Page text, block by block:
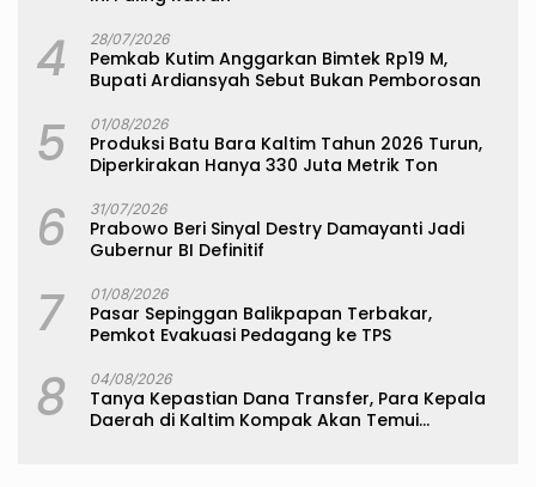
4 28/07/2026
Pemkab Kutim Anggarkan Bimtek Rp19 M,
Bupati Ardiansyah Sebut Bukan Pemborosan
5 01/08/2026
Produksi Batu Bara Kaltim Tahun 2026 Turun,
Diperkirakan Hanya 330 Juta Metrik Ton
6 31/07/2026
Prabowo Beri Sinyal Destry Damayanti Jadi
Gubernur BI Definitif
7 01/08/2026
Pasar Sepinggan Balikpapan Terbakar,
Pemkot Evakuasi Pedagang ke TPS
8 04/08/2026
Tanya Kepastian Dana Transfer, Para Kepala
Daerah di Kaltim Kompak Akan Temui